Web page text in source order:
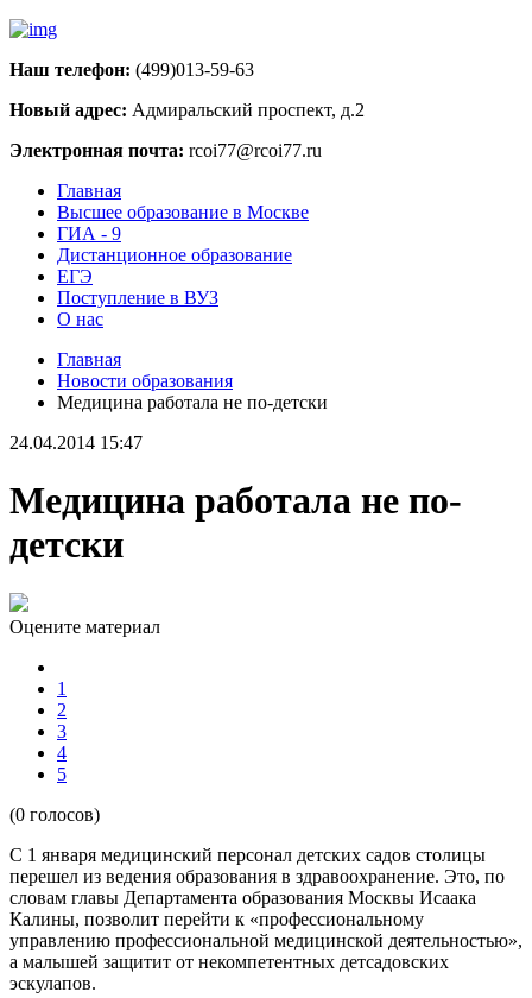
Наш телефон: (499)013-59-63
Новый адрес: Адмиральский проспект, д.2
Электронная почта: rcoi77@rcoi77.ru
Главная
Высшее образование в Москве
ГИА - 9
Дистанционное образование
ЕГЭ
Поступление в ВУЗ
О нас
Главная
Новости образования
Медицина работала не по-детски
24.04.2014 15:47
Медицина работала не по-
детски
Оцените материал
1
2
3
4
5
(0 голосов)
С 1 января медицинский персонал детских садов столицы
перешел из ведения образования в здравоохранение. Это, по
словам главы Департамента образования Москвы Исаака
Калины, позволит перейти к «профессиональному
управлению профессиональной медицинской деятельностью»,
а малышей защитит от некомпетентных детсадовских
эскулапов.